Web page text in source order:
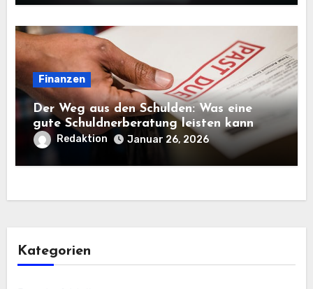
Finanzen
Der Weg aus den Schulden: Was eine
gute Schuldnerberatung leisten kann
Redaktion Januar 26, 2026
Kategorien